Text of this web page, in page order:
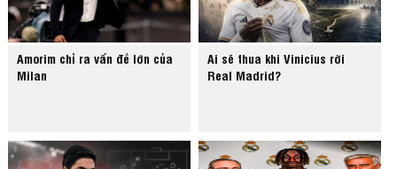
Amorim chỉ ra vấn đề lớn của
Milan
Ai sẽ thua khi Vinicius rời
Real Madrid?